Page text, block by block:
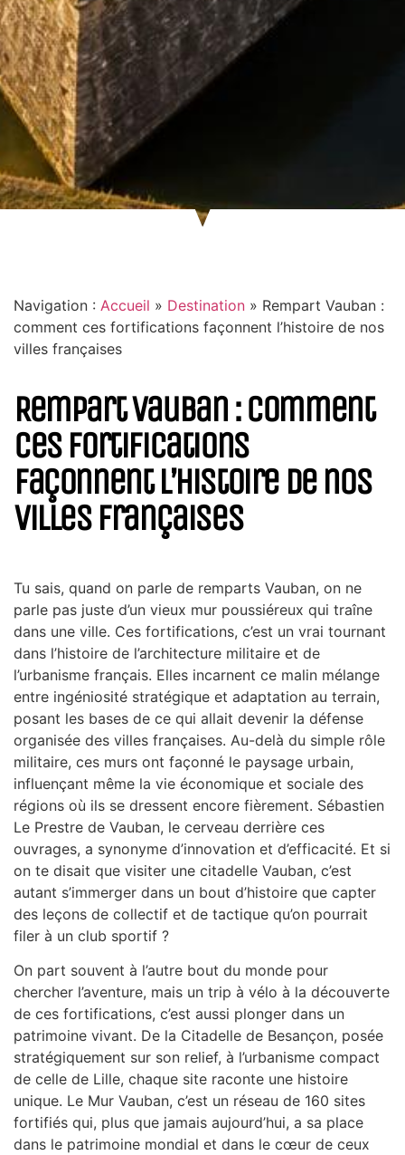
Navigation : Accueil » Destination » Rempart Vauban :
comment ces fortifications façonnent l’histoire de nos
villes françaises
Rempart Vauban : comment
ces fortifications
façonnent l’histoire de nos
villes françaises
Tu sais, quand on parle de remparts Vauban, on ne
parle pas juste d’un vieux mur poussiéreux qui traîne
dans une ville. Ces fortifications, c’est un vrai tournant
dans l’histoire de l’architecture militaire et de
l’urbanisme français. Elles incarnent ce malin mélange
entre ingéniosité stratégique et adaptation au terrain,
posant les bases de ce qui allait devenir la défense
organisée des villes françaises. Au-delà du simple rôle
militaire, ces murs ont façonné le paysage urbain,
influençant même la vie économique et sociale des
régions où ils se dressent encore fièrement. Sébastien
Le Prestre de Vauban, le cerveau derrière ces
ouvrages, a synonyme d’innovation et d’efficacité. Et si
on te disait que visiter une citadelle Vauban, c’est
autant s’immerger dans un bout d’histoire que capter
des leçons de collectif et de tactique qu’on pourrait
filer à un club sportif ?
On part souvent à l’autre bout du monde pour
chercher l’aventure, mais un trip à vélo à la découverte
de ces fortifications, c’est aussi plonger dans un
patrimoine vivant. De la Citadelle de Besançon, posée
stratégiquement sur son relief, à l’urbanisme compact
de celle de Lille, chaque site raconte une histoire
unique. Le Mur Vauban, c’est un réseau de 160 sites
fortifiés qui, plus que jamais aujourd’hui, a sa place
dans le patrimoine mondial et dans le cœur de ceux